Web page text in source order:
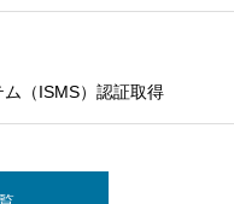
（ISMS）認証取得